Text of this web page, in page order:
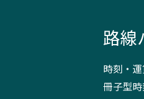
路線
時刻・
冊子型